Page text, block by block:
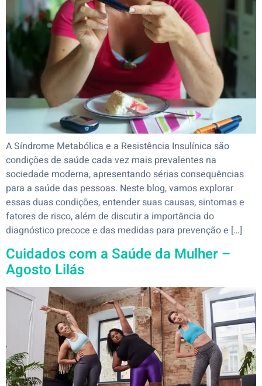
A Síndrome Metabólica e a Resistência Insulínica são
condições de saúde cada vez mais prevalentes na
sociedade moderna, apresentando sérias consequências
para a saúde das pessoas. Neste blog, vamos explorar
essas duas condições, entender suas causas, sintomas e
fatores de risco, além de discutir a importância do
diagnóstico precoce e das medidas para prevenção e […]
Cuidados com a Saúde da Mulher –
Agosto Lilás